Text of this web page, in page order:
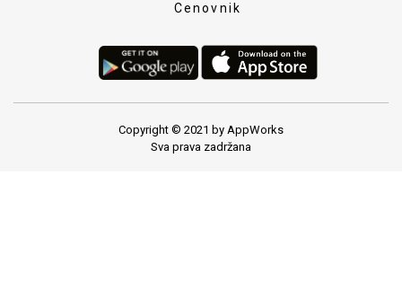
Cenovnik
Copyright © 2021 by AppWorks
Sva prava zadržana